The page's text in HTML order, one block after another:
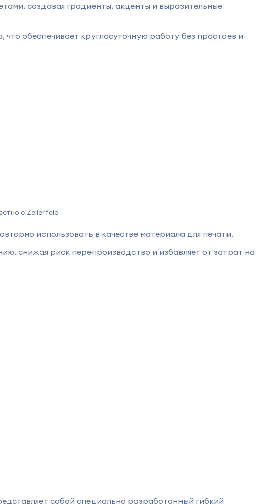
создавая градиенты, акценты и выразительные
обеспечивает круглосуточную работу без простоев и
с Zellerfeld
использовать в качестве материала для печати.
снижая риск перепроизводство и избавляет от затрат на
собой специально разработанный гибкий